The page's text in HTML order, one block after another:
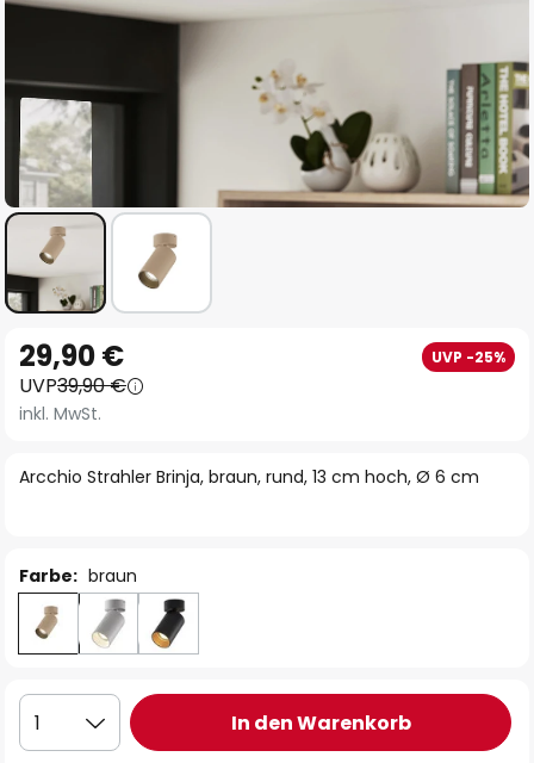
Anfang
der
Bildgalerie
Arcchio Strahler Brinja, braun, rund, 13 cm hoch, Ø 6 cm
29,90 € UVP -25%
UVP39,90 €
inkl. MwSt.
Farbe: braun
1 In den Warenkorb